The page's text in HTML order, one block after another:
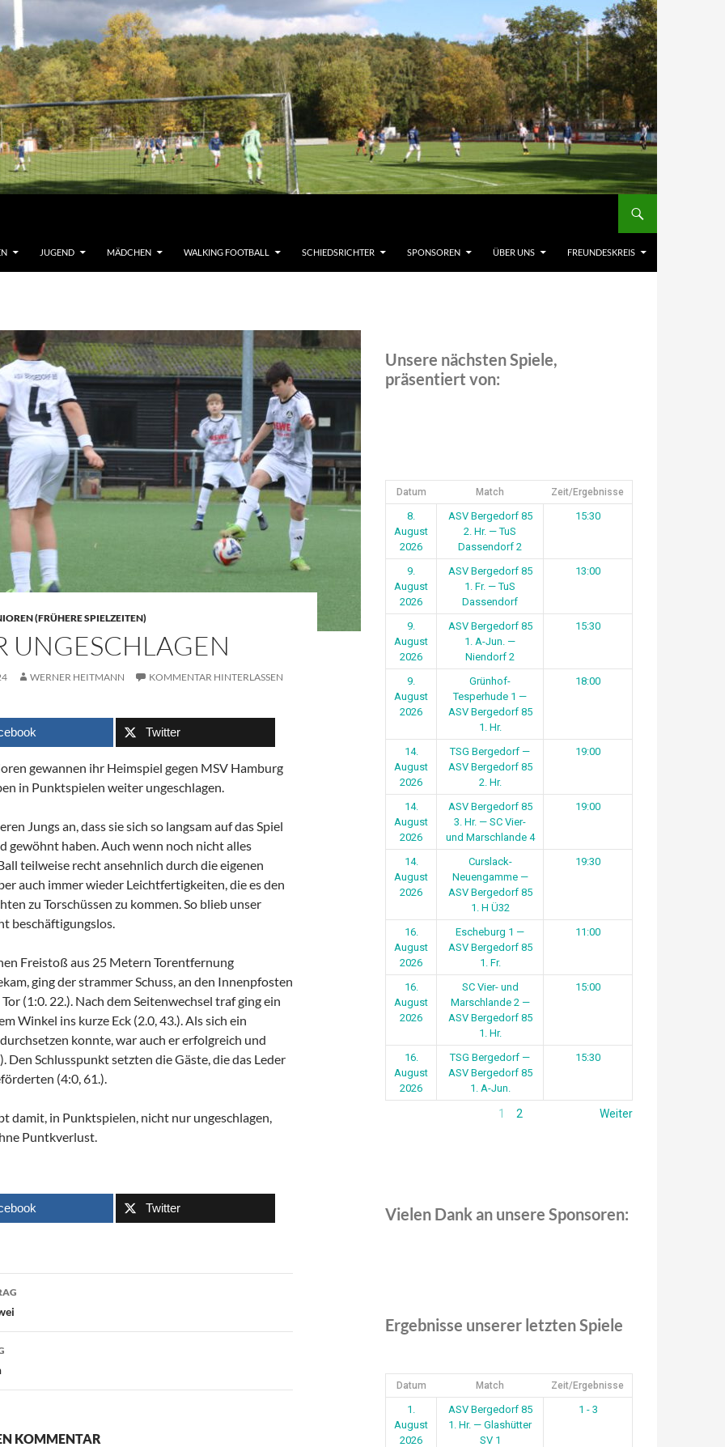
JUGEND MÄDCHEN WALKING FOOTBALL SCHIEDSRICHTER SPONSOREN ÜBER UNS FREUNDESKREIS
(FRÜHERE SPIELZEITEN)
UNGESCHLAGEN
WERNER HEITMANN KOMMENTAR HINTERLASSEN
Twitter
gewannen ihr Heimspiel gegen MSV Hamburg
in Punktspielen weiter ungeschlagen.
Jungs an, dass sie sich so langsam auf das Spiel
gewöhnt haben. Auch wenn noch nicht alles
teilweise recht ansehnlich durch die eigenen
auch immer wieder Leichtfertigkeiten, die es den
zu Torschüssen zu kommen. So blieb unser
beschäftigungslos.
Freistoß aus 25 Metern Torentfernung
ging der strammer Schuss, an den Innenpfosten
(1:0. 22.). Nach dem Seitenwechsel traf ging ein
Winkel ins kurze Eck (2.0, 43.). Als sich ein
konnte, war auch er erfolgreich und
Den Schlusspunkt setzten die Gäste, die das Leder
(4:0, 61.).
damit, in Punktspielen, nicht nur ungeschlagen,
Puntkverlust.
Twitter
KOMMENTAR
Unsere nächsten Spiele,
präsentiert von:
Datum Match Zeit/Ergebnisse
8.
August
2026
ASV Bergedorf 85
2. Hr. — TuS
Dassendorf 2
15:30
9.
August
2026
ASV Bergedorf 85
1. Fr. — TuS
Dassendorf
13:00
9.
August
2026
ASV Bergedorf 85
1. A-Jun. —
Niendorf 2
15:30
9.
August
2026
Grünhof-
Tesperhude 1 —
ASV Bergedorf 85
1. Hr.
18:00
14.
August
2026
TSG Bergedorf —
ASV Bergedorf 85
2. Hr.
19:00
14.
August
2026
ASV Bergedorf 85
3. Hr. — SC Vier-
und Marschlande 4
19:00
14.
August
2026
Curslack-
Neuengamme —
ASV Bergedorf 85
1. H Ü32
19:30
16.
August
2026
Escheburg 1 —
ASV Bergedorf 85
1. Fr.
11:00
16.
August
2026
SC Vier- und
Marschlande 2 —
ASV Bergedorf 85
1. Hr.
15:00
16.
August
2026
TSG Bergedorf —
ASV Bergedorf 85
1. A-Jun.
15:30
1 2 Weiter
Vielen Dank an unsere Sponsoren:
Ergebnisse unserer letzten Spiele
Datum Match Zeit/Ergebnisse
1.
August
2026
ASV Bergedorf 85
1. Hr. — Glashütter
SV 1
1 - 3